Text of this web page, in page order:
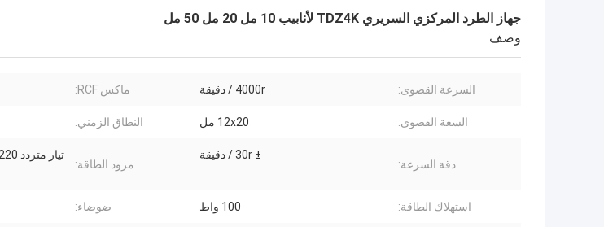
جهاز الطرد المركزي السريري TDZ4K لأنابيب 10 مل 20 مل 50 مل
وصف
السرعة القصوى: 4000r / دقيقة ماكس RCF:
السعة القصوى: 12x20 مل النطاق الزمني:
دقة السرعة:
± 30r / دقيقة
مزود الطاقة:
استهلاك الطاقة: 100 واط ضوضاء: